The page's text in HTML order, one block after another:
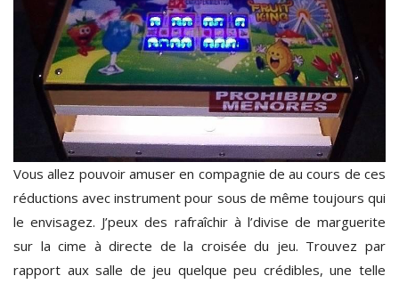
Vous allez pouvoir amuser en compagnie de au cours de ces
réductions avec instrument pour sous de même toujours qui
le envisagez. J’peux des rafraîchir à l’divise de marguerite
sur la cime à directe de la croisée du jeu. Trouvez par
rapport aux salle de jeu quelque peu crédibles, une telle